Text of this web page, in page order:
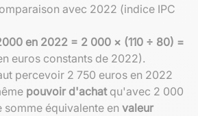
avec 2022 (indice IPC
en 2022 = 2 000 × (110 ÷ 80) =
euros constants de 2022).
percevoir 2 750 euros en 2022
pouvoir d'achatqu'avec 2 000
somme équivalente en valeur